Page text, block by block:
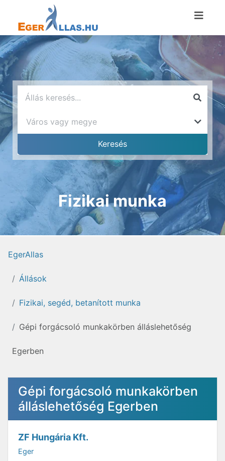
Fizikai munka
EgerAllas
Állások
Fizikai, segéd, betanított munka
Gépi forgácsoló munkakörben álláslehetőség
Egerben
Gépi forgácsoló munkakörben
álláslehetőség Egerben
ZF Hungária Kft.
Eger